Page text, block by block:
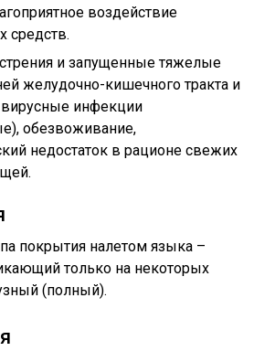
воздействие
средств.
и запущенные тяжелые
желудочно-кишечного тракта и
вирусные инфекции
обезвоживание,
недостаток в рационе свежих
покрытия налетом языка –
только на некоторых
(полный).